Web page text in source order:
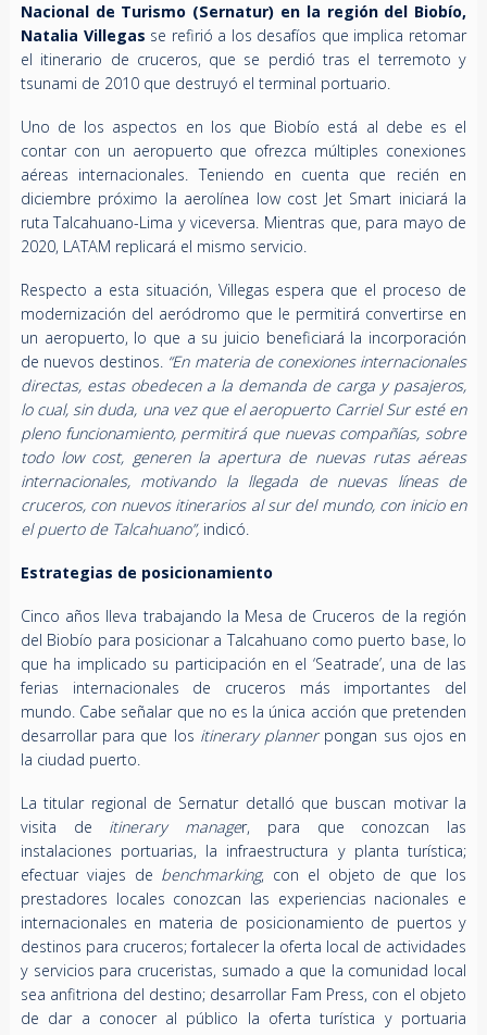
Nacional de Turismo (Sernatur) en la región del Biobío,
Natalia Villegas se refirió a los desafíos que implica retomar
el itinerario de cruceros, que se perdió tras el terremoto y
tsunami de 2010 que destruyó el terminal portuario.
Uno de los aspectos en los que Biobío está al debe es el
contar con un aeropuerto que ofrezca múltiples conexiones
aéreas internacionales. Teniendo en cuenta que recién en
diciembre próximo la aerolínea low cost Jet Smart iniciará la
ruta Talcahuano-Lima y viceversa. Mientras que, para mayo de
2020, LATAM replicará el mismo servicio.
Respecto a esta situación, Villegas espera que el proceso de
modernización del aeródromo que le permitirá convertirse en
un aeropuerto, lo que a su juicio beneficiará la incorporación
de nuevos destinos. “En materia de conexiones internacionales
directas, estas obedecen a la demanda de carga y pasajeros,
lo cual, sin duda, una vez que el aeropuerto Carriel Sur esté en
pleno funcionamiento, permitirá que nuevas compañías, sobre
todo low cost, generen la apertura de nuevas rutas aéreas
internacionales, motivando la llegada de nuevas líneas de
cruceros, con nuevos itinerarios al sur del mundo, con inicio en
el puerto de Talcahuano”,indicó.
Estrategias de posicionamiento
Cinco años lleva trabajando la Mesa de Cruceros de la región
del Biobío para posicionar a Talcahuano como puerto base, lo
que ha implicado su participación en el ‘Seatrade’, una de las
ferias internacionales de cruceros más importantes del
mundo. Cabe señalar que no es la única acción que pretenden
desarrollar para que los itinerary plannerpongan sus ojos en
la ciudad puerto.
La titular regional de Sernatur detalló que buscan motivar la
visita de itinerary manager, para que conozcan las
instalaciones portuarias, la infraestructura y planta turística;
efectuar viajes de benchmarking, con el objeto de que los
prestadores locales conozcan las experiencias nacionales e
internacionales en materia de posicionamiento de puertos y
destinos para cruceros; fortalecer la oferta local de actividades
y servicios para cruceristas, sumado a que la comunidad local
sea anfitriona del destino; desarrollar Fam Press, con el objeto
de dar a conocer al público la oferta turística y portuaria